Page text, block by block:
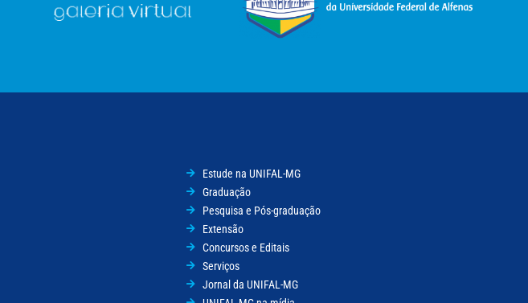
Estude na UNIFAL-MG
Graduação
Pesquisa e Pós-graduação
Extensão
Concursos e Editais
Serviços
Jornal da UNIFAL-MG